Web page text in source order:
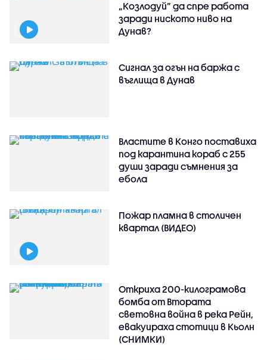
„Козлодуй” да спре работа
заради ниското ниво на
Дунав?
Сигнал за огън на баржа с
въглища в Дунав
Властите в Конго поставиха
под карантина кораб с 255
души заради съмнения за
ебола
Пожар пламна в столичен
квартал (ВИДЕО)
Откриха 200-килограмова
бомба от Втората
световна война в река Рейн,
евакуираха стотици в Кьолн
(СНИМКИ)